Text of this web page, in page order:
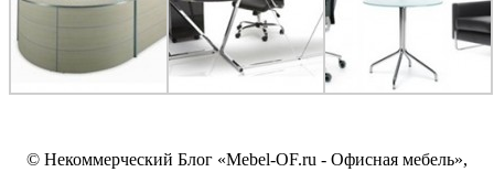
© Некоммерческий Блог «Mebel-OF.ru - Офисная мебель»,